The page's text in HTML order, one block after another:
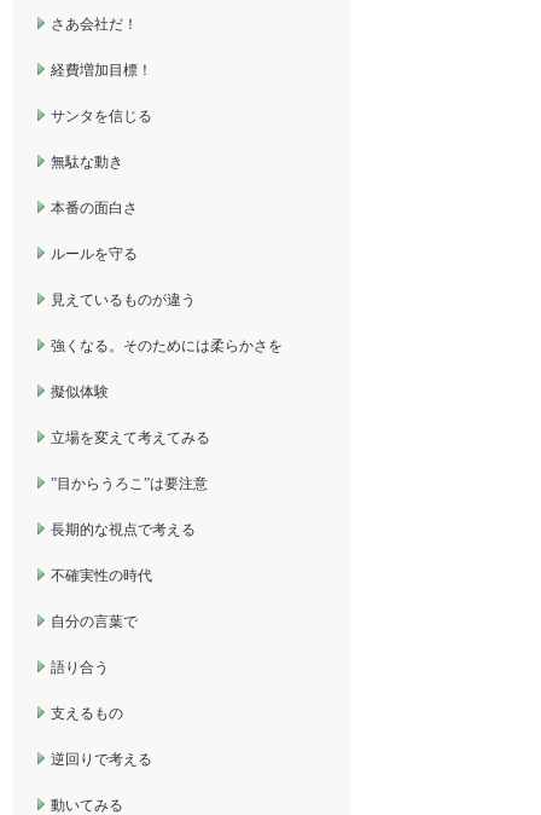
さあ会社だ！
経費増加目標！
サンタを信じる
無駄な動き
本番の面白さ
ルールを守る
見えているものが違う
強くなる。そのためには柔らかさを
擬似体験
立場を変えて考えてみる
”目からうろこ”は要注意
長期的な視点で考える
不確実性の時代
自分の言葉で
語り合う
支えるもの
逆回りで考える
動いてみる